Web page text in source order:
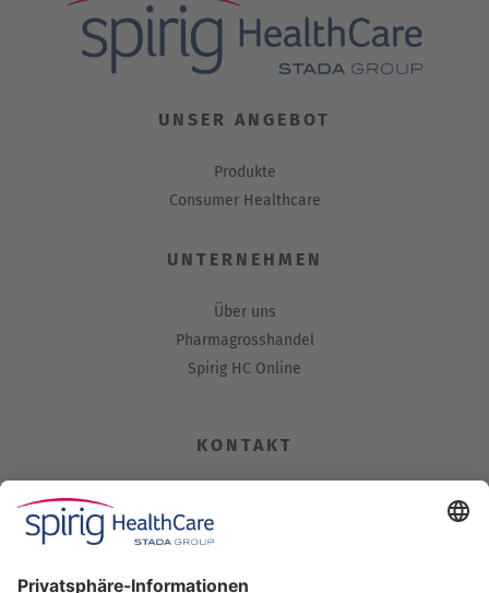
UNSER ANGEBOT
Produkte
Consumer Healthcare
UNTERNEHMEN
Über uns
Pharmagrosshandel
Spirig HC Online
KONTAKT
Industriestrasse 30
CH-4622 Egerkingen
Tel. +41 62 388 85 00